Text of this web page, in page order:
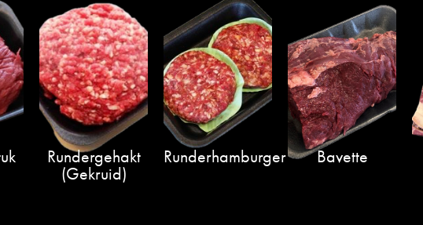
Rundergehakt
(gekruid)
Runderhamburger Bavette